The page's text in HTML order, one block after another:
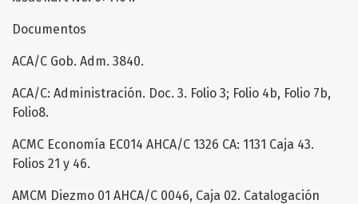
Documentos
ACA/C Gob. Adm. 3840.
ACA/C: Administración. Doc. 3. Folio 3; Folio 4b, Folio 7b,
Folio8.
ACMC Economía EC014 AHCA/C 1326 CA: 1131 Caja 43.
Folios 21 y 46.
AMCM Diezmo 01 AHCA/C 0046, Caja 02. Catalogación